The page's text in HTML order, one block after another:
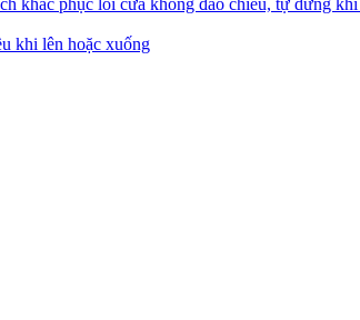
khi lên hoặc xuống